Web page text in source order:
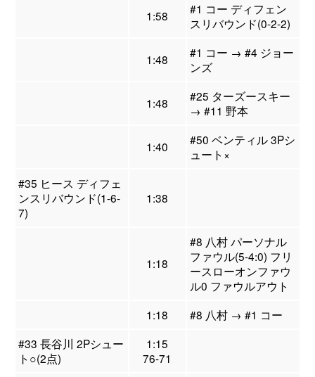
1:58
#1 コー ディフェン
スリバウンド(0-2-2)
1:48
#1 コー → #4 ジョー
ンズ
1:48
#25 ターズースキー
→ #11 野本
1:40
#50 ベンティル 3Pシ
ュート×
#35 ヒース ディフェ
ンスリバウンド(1-6-
7)
1:38
1:18
#8 八村 パーソナル
ファウル(5-4:0) フリ
ースローオンファウ
ル0 ファウルアウト
1:18
#8 八村 → #1 コー
#33 長谷川 2Pシュー
ト○(2点)
1:15
76-71